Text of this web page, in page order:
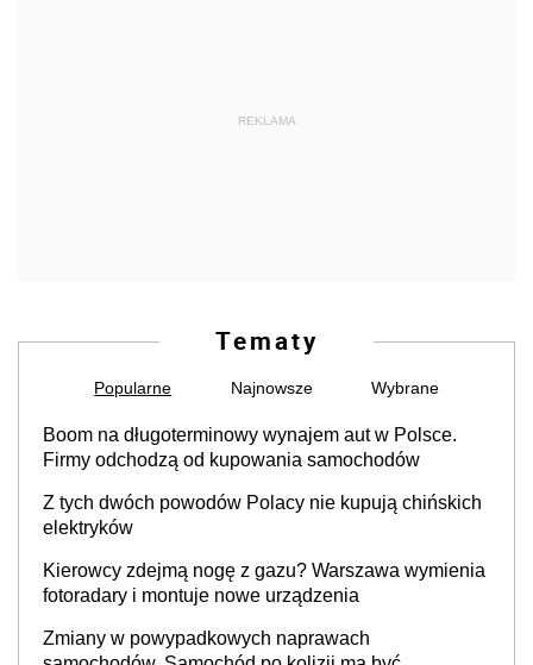
REKLAMA
Tematy
Popularne Najnowsze Wybrane
Boom na długoterminowy wynajem aut w Polsce.
Firmy odchodzą od kupowania samochodów
Z tych dwóch powodów Polacy nie kupują chińskich
elektryków
Kierowcy zdejmą nogę z gazu? Warszawa wymienia
fotoradary i montuje nowe urządzenia
Zmiany w powypadkowych naprawach